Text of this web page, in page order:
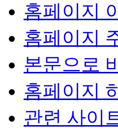
홈페이지
홈페이지
본문으로
홈페이지
관련 사이